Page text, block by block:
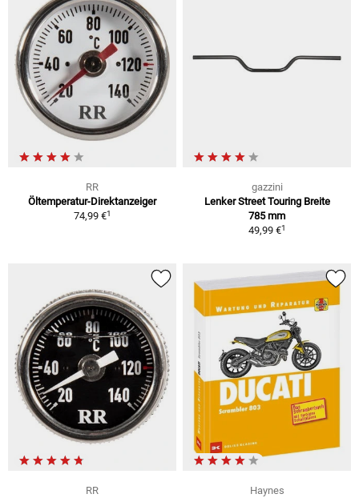
RR
Öltemperatur-Direktanzeiger
74,99 €1
gazzini
Lenker Street Touring Breite
785 mm
49,99 €1
RR
Haynes